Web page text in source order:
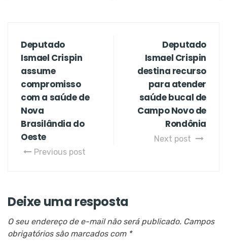
Deputado
Ismael Crispin
assume
compromisso
com a saúde de
Nova
Brasilândia do
Oeste
Previous post
Deputado
Ismael Crispin
destina recurso
para atender
saúde bucal de
Campo Novo de
Rondônia
Next post
Deixe uma resposta
O seu endereço de e-mail não será publicado. Campos
obrigatórios são marcados com *